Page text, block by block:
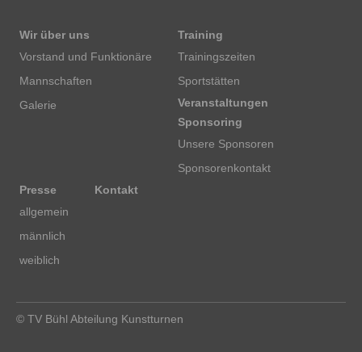
Wir über uns
Vorstand und Funktionäre
Mannschaften
Galerie
Training
Trainingszeiten
Sportstätten
Veranstaltungen
Sponsoring
Unsere Sponsoren
Sponsorenkontakt
Presse
allgemein
männlich
weiblich
Kontakt
© TV Bühl Abteilung Kunstturnen